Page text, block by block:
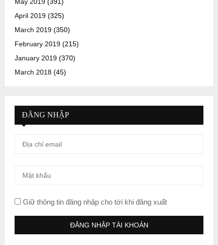
May 2019 (391)
April 2019 (325)
March 2019 (350)
February 2019 (215)
January 2019 (370)
March 2018 (45)
ĐĂNG NHẬP
Giữ thông tin đăng nhập cho tới khi đăng xuất